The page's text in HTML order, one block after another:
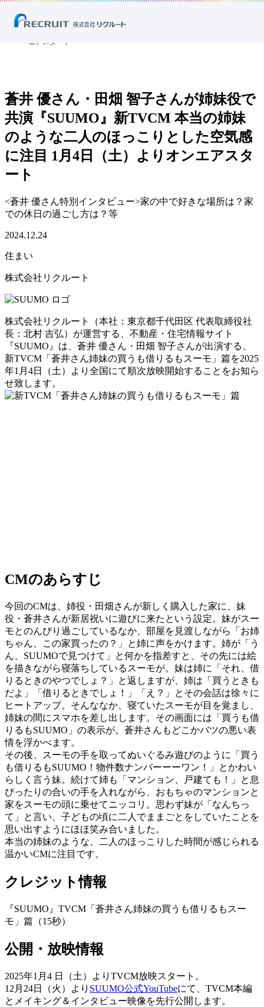
蒼井 優さん・田畑 智子さんが姉妹役で共演『SUUMO』新TVCM 本当の
エアスタート
蒼井 優さん・田畑 智子さんが姉妹役で
共演『SUUMO』新TVCM 本当の姉妹
のような二人のほっこりとした空気感
に注目 1月4日（土）よりオンエアスタ
ート
<蒼井 優さん特別インタビュー>家の中で好きな場所は？家
での休日の過ごし方は？等
2024.12.24
住まい
株式会社リクルート
株式会社リクルート（本社：東京都千代田区 代表取締役社
長：北村 吉弘）が運営する、不動産・住宅情報サイト
『SUUMO』は、蒼井 優さん・田畑 智子さんが出演する、
新TVCM「蒼井さん姉妹の買うも借りるもスーモ」篇を2025
年1月4日（土）より全国にて順次放映開始することをお知ら
せ致します。
CMのあらすじ
今回のCMは、姉役・田畑さんが新しく購入した家に、妹
役・蒼井さんが新居祝いに遊びに来たという設定。妹がスー
モとのんびり過ごしているなか、部屋を見渡しながら「お姉
ちゃん、この家買ったの？」と姉に声をかけます。姉が「う
ん、SUUMOで見つけて」と何かを指差すと、その先には絵
を描きながら寝落ちしているスーモが。妹は姉に「それ、借
りるときのやつでしょ？」と返しますが、姉は「買うときも
だよ」「借りるときでしょ！」「え？」とその会話は徐々に
ヒートアップ。そんななか、寝ていたスーモが目を覚まし、
姉妹の間にスマホを差し出します。その画面には「買うも借
りるもSUUMO」の表示が。蒼井さんもどこかバツの悪い表
情を浮かべます。
その後、スーモの手を取ってぬいぐるみ遊びのように「買う
も借りるもSUUMO！物件数ナンバーーーワン！」とかわい
らしく言う妹。続けて姉も「マンション、戸建ても！」と息
ぴったりの合いの手を入れながら、おもちゃのマンションと
家をスーモの頭に乗せてニッコリ。思わず妹が「なんちっ
て」と言い、子どもの頃に二人でままごとをしていたことを
思い出すようにほほ笑み合いました。
本当の姉妹のような、二人のほっこりした時間が感じられる
温かいCMに注目です。
クレジット情報
『SUUMO』TVCM「蒼井さん姉妹の買うも借りるもスー
モ」篇（15秒）
公開・放映情報
2025年1月4 日（土）よりTVCM放映スタート。
12月24日（火）より SUUMO公式YouTubeにて、TVCM本編
とメイキング＆インタビュー映像を先行公開します。